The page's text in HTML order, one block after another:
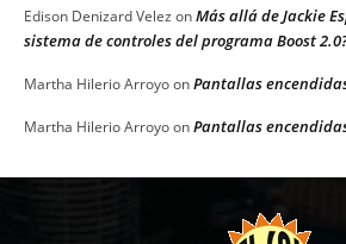
Edison Denizard Velez onMás allá de Jackie
sistema de controles del programa Boost
Martha Hilerio ArroyoonPantallas
Martha Hilerio ArroyoonPantallas